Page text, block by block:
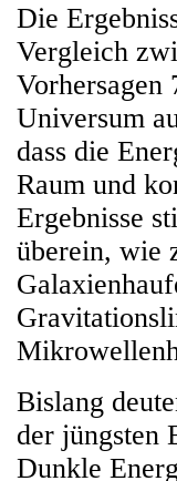
Die
Vergleich
Vorhersagen
Universum
dass die
Raum und
Ergebnisse
überein, wie
Bislang
der jüngsten
Dunkle